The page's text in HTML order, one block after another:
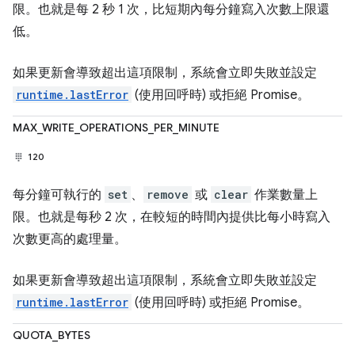
限。也就是每 2 秒 1 次，比短期內每分鐘寫入次數上限還
低。
如果更新會導致超出這項限制，系統會立即失敗並設定
runtime.lastError (使用回呼時) 或拒絕 Promise。
MAX_WRITE_OPERATIONS_PER_MINUTE
120
每分鐘可執行的 set 、 remove 或 clear 作業數量上
限。也就是每秒 2 次，在較短的時間內提供比每小時寫入
次數更高的處理量。
如果更新會導致超出這項限制，系統會立即失敗並設定
runtime.lastError (使用回呼時) 或拒絕 Promise。
QUOTA_BYTES